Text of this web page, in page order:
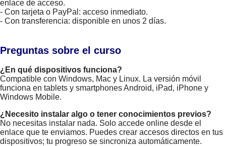
enlace de acceso.
- Con tarjeta o PayPal: acceso inmediato.
- Con transferencia: disponible en unos 2 días.
Preguntas sobre el curso
¿En qué dispositivos funciona?
Compatible con Windows, Mac y Linux. La versión móvil
funciona en tablets y smartphones Android, iPad, iPhone y
Windows Mobile.
¿Necesito instalar algo o tener conocimientos previos?
No necesitas instalar nada. Solo accede online desde el
enlace que te enviamos. Puedes crear accesos directos en tus
dispositivos; tu progreso se sincroniza automáticamente.